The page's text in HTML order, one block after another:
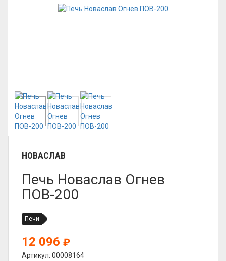
НОВАСЛАВ
Печь Новаслав Огнев
ПОВ-200
Печи
12 096 ₽
Артикул: 00008164